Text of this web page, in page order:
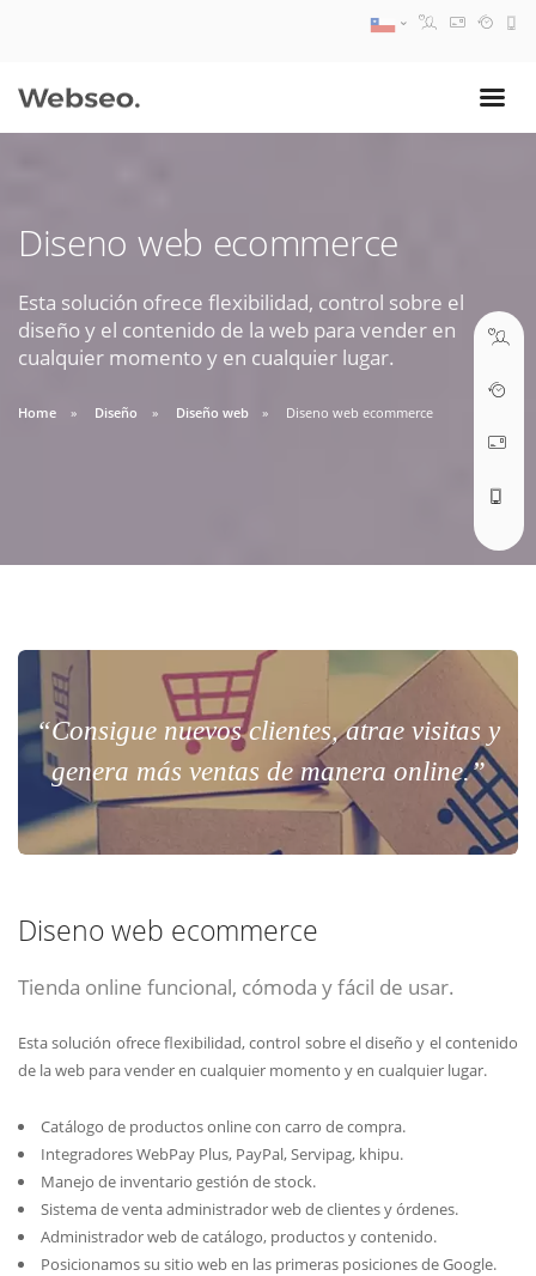
Diseno web ecommerce
Esta solución ofrece flexibilidad, control sobre el
diseño y el contenido de la web para vender en
cualquier momento y en cualquier lugar.
Home Diseño Diseño web Diseno web ecommerce
“Consigue nuevos clientes, atrae visitas y
genera más ventas de manera online.”
Diseno web ecommerce
Tienda online funcional, cómoda y fácil de usar.
Esta solución ofrece flexibilidad, control sobre el diseño y el contenido
de la web para vender en cualquier momento y en cualquier lugar.
Catálogo de productos online con carro de compra.
Integradores WebPay Plus, PayPal, Servipag, khipu.
Manejo de inventario gestión de stock.
Sistema de venta administrador web de clientes y órdenes.
Administrador web de catálogo, productos y contenido.
Posicionamos su sitio web en las primeras posiciones de Google.
09:30 AM A 18:30 PM
soporte@webseo.cl
ABRIR TICKET